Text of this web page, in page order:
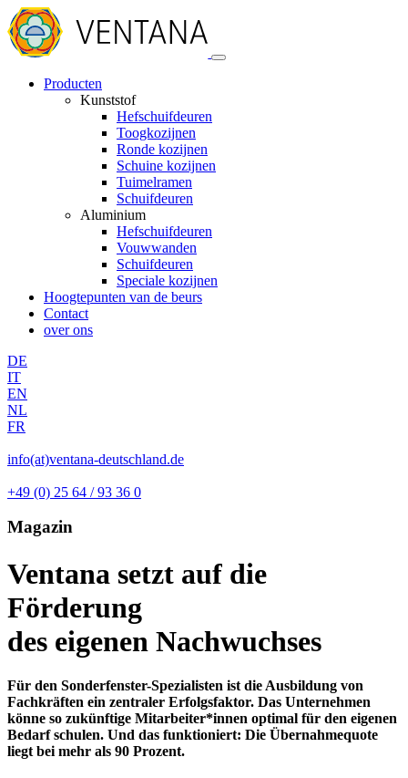
Producten
Kunststof
Hefschuifdeuren
Toogkozijnen
Ronde kozijnen
Schuine kozijnen
Tuimelramen
Schuifdeuren
Aluminium
Hefschuifdeuren
Vouwwanden
Schuifdeuren
Speciale kozijnen
Hoogtepunten van de beurs
Contact
over ons
DE
IT
EN
NL
FR
info(at)ventana-deutschland.de
+49 (0) 25 64 / 93 36 0
Magazin
Ventana setzt auf die
Förderung
des eigenen Nachwuchses
Für den Sonderfenster-Spezialisten ist die Ausbildung von
Fachkräften ein zentraler Erfolgsfaktor. Das Unternehmen
könne so zukünftige Mitarbeiter*innen optimal für den eigenen
Bedarf schulen. Und das funktioniert: Die Übernahmequote
liegt bei mehr als 90 Prozent.